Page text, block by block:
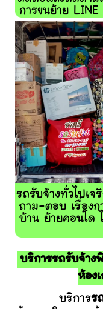
การขนย้าย LINE
รถรับจ้างทั่วไปเจ
ถาม-ตอบ เรื่องก
บ้าน ย้ายคอนโด
บริการรถรับจ้าง
ห้อง
บริการร